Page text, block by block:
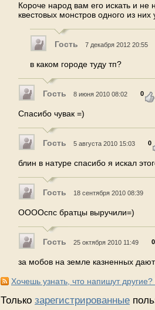
Короче народ вам его искать и не
квестовых монстров одного из
Гость 7 декабря 2012 20:55
в каком городе туду тп?
Гость 8 июня 2010 08:02 0
Спасибо чувак =)
Гость 5 августа 2010 15:03 0
блин в натуре спасибо я искал
Гость 18 сентября 2010 08:39
ООООспс братцы выручили=)
Гость 25 октября 2010 11:49 0
за мобов на земле казненных
Хочешь узнать, что напишут
Только зарегистрированные